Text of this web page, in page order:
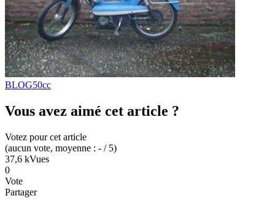
BLOG50cc
Vous avez aimé cet article ?
Votez pour cet article
(aucun vote, moyenne : - / 5)
37,6 kVues
0
Vote
Partager